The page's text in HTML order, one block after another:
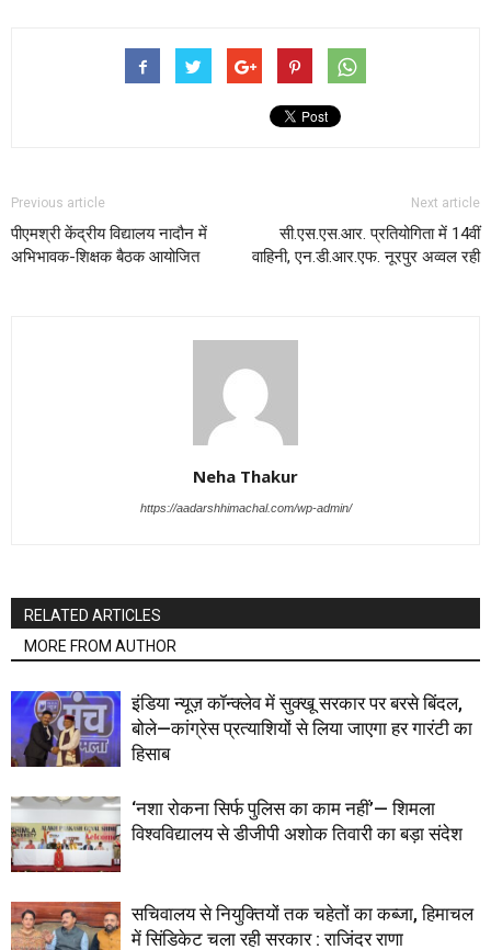
Previous article
पीएमश्री केंद्रीय विद्यालय नादौन में
अभिभावक-शिक्षक बैठक आयोजित
Next article
सी.एस.एस.आर. प्रतियोगिता में 14वीं
वाहिनी, एन.डी.आर.एफ. नूरपुर अव्वल रही
Neha Thakur
https://aadarshhimachal.com/wp-admin/
RELATED ARTICLES
MORE FROM AUTHOR
इंडिया न्यूज़ कॉन्क्लेव में सुक्खू सरकार पर बरसे बिंदल,
बोले—कांग्रेस प्रत्याशियों से लिया जाएगा हर गारंटी का
हिसाब
‘नशा रोकना सिर्फ पुलिस का काम नहीं’— शिमला
विश्वविद्यालय से डीजीपी अशोक तिवारी का बड़ा संदेश
सचिवालय से नियुक्तियों तक चहेतों का कब्जा, हिमाचल
में सिंडिकेट चला रही सरकार : राजिंदर राणा